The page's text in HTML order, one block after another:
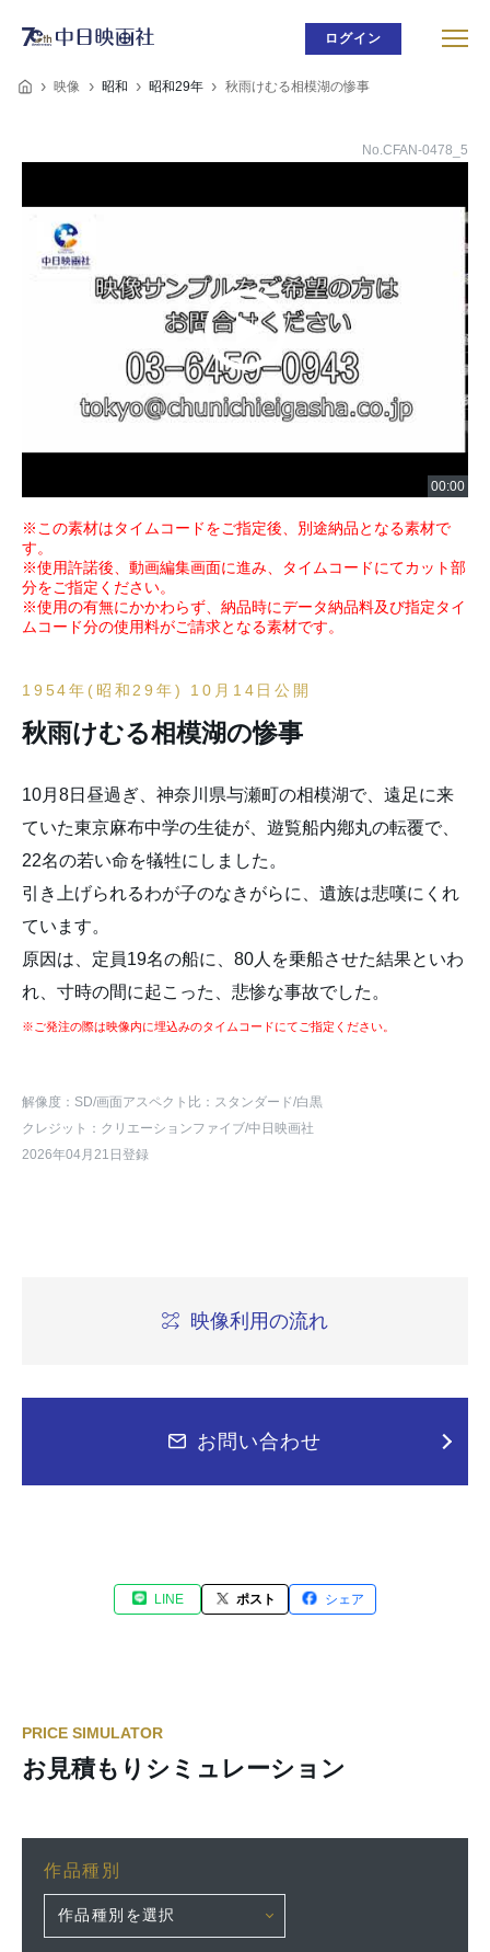
ログイン
映像 昭和 昭和29年 秋雨けむる相模湖の惨事
No.CFAN-0478_5
※この素材はタイムコードをご指定後、別途納品となる素材で
す。
※使用許諾後、動画編集画面に進み、タイムコードにてカット部
分をご指定ください。
※使用の有無にかかわらず、納品時にデータ納品料及び指定タイ
ムコード分の使用料がご請求となる素材です。
1954年(昭和29年) 10月14日公開
秋雨けむる相模湖の惨事
10月8日昼過ぎ、神奈川県与瀬町の相模湖で、遠足に来
ていた東京麻布中学の生徒が、遊覧船内鄕丸の転覆で、
22名の若い命を犠牲にしました。
引き上げられるわが子のなきがらに、遺族は悲嘆にくれ
ています。
原因は、定員19名の船に、80人を乗船させた結果といわ
れ、寸時の間に起こった、悲惨な事故でした。
※ご発注の際は映像内に埋込みのタイムコードにてご指定ください。
解像度：SD/画面アスペクト比：スタンダード/白黒
クレジット：クリエーションファイブ/中日映画社
2026年04月21日登録
映像利用の流れ
お問い合わせ
LINE ポスト シェア
PRICE SIMULATOR
お見積もりシミュレーション
作品種別